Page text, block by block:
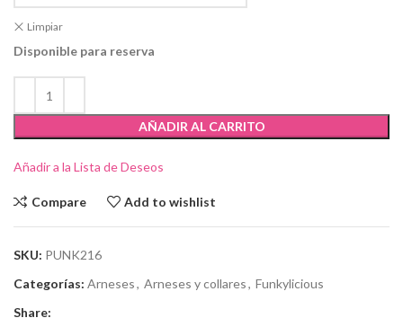
Limpiar
Disponible para reserva
AÑADIR AL CARRITO
Añadir a la Lista de Deseos
Compare Add to wishlist
SKU: PUNK216
Categorías: Arneses, Arneses y collares, Funkylicious
Share: